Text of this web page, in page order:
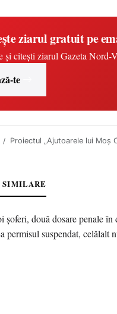
ziarul gratuit pe
și citești ziarul Gazeta Nord-
te
Proiectul „Ajutoarele lui Moș
SIMILARE